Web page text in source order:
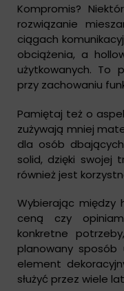
Kompromis?
rozwiązanie
ciągach
obciążenia, a
użytkowanych. To
przy zachowaniu
Pamiętaj też o
zużywają mniej
dla osób
solid, dzięki swojej
również jest
Wybierając między
ceną czy
konkretne
planowany
element
służyć przez wiele